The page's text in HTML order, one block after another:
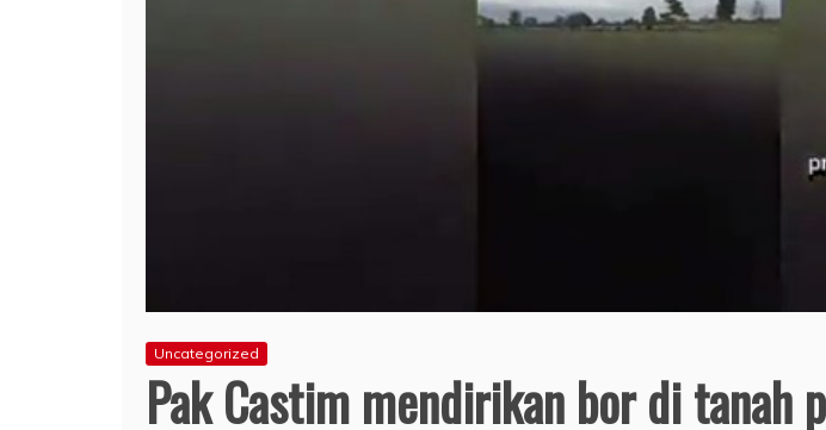
Uncategorized
Pak Castim mendirikan bor di tanah